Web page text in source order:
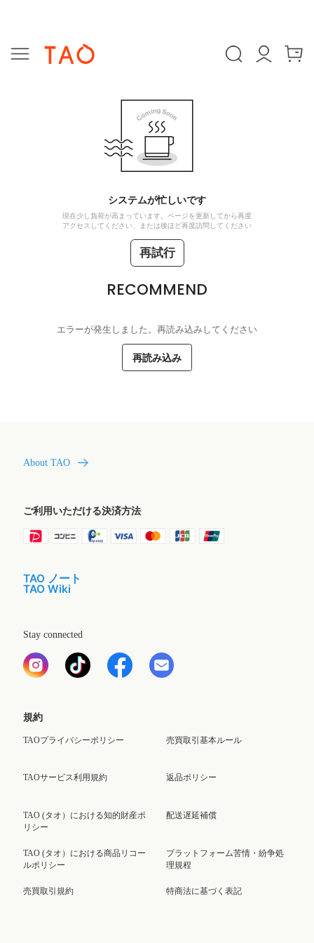
システムが忙しいです
現在少し負荷が高まっています。ページを更新してから再度
アクセスしてください、または後ほど再度訪問してください
再試行
RECOMMEND
エラーが発生しました。再読み込みしてください
再読み込み
About TAO
ご利用いただける決済方法
TAO ノート
TAO Wiki
Stay connected
規約
TAOプライバシーポリシー
TAOサービス利用規約
TAO (タオ）における知的財産ポ
リシー
TAO (タオ）における商品リコー
ルポリシー
売買取引規約
売買取引基本ルール
返品ポリシー
配送遅延補償
プラットフォーム苦情・紛争処
理規程
特商法に基づく表記